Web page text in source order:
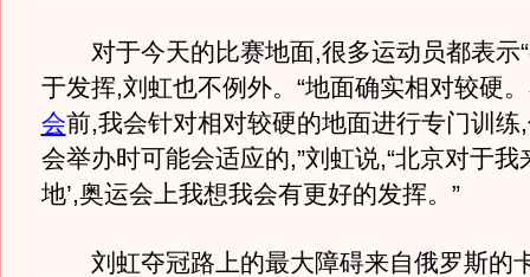
对于今天的比赛地面,很多运动员都表示“
于发挥,刘虹也不例外。“地面确实相对较硬
会前,我会针对相对较硬的地面进行专门训练
会举办时可能会适应的,”刘虹说,“北京对于我
地’,奥运会上我想我会有更好的发挥。”
刘虹夺冠路上的最大障碍来自俄罗斯的